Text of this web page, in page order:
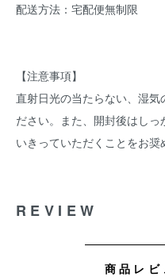
配送方法：宅配便無制限
【注意事項】
直射日光の当たらない、湿気
ださい。また、開封後はし
いきっていただくことをお奨
REVIEW
商品レビ